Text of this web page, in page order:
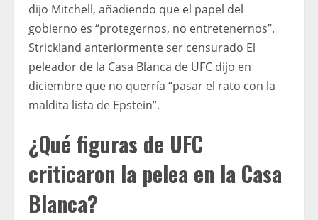
dijo Mitchell, añadiendo que el papel del
gobierno es “protegernos, no entretenernos”.
Strickland anteriormenteser censurado El
peleador de la Casa Blanca de UFC dijo en
diciembre que no querría “pasar el rato con la
maldita lista de Epstein”.
¿Qué figuras de UFC
criticaron la pelea en la Casa
Blanca?